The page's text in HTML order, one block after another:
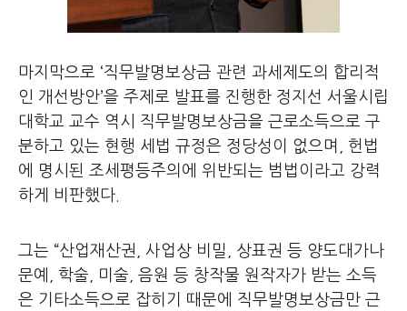
마지막으로 ‘직무발명보상금 관련 과세제도의 합리적
인 개선방안’을 주제로 발표를 진행한 정지선 서울시립
대학교 교수 역시 직무발명보상금을 근로소득으로 구
분하고 있는 현행 세법 규정은 정당성이 없으며, 헌법
에 명시된 조세평등주의에 위반되는 범법이라고 강력
하게 비판했다.
그는 “산업재산권, 사업상 비밀, 상표권 등 양도대가나
문예, 학술, 미술, 음원 등 창작물 원작자가 받는 소득
은 기타소득으로 잡히기 때문에 직무발명보상금만 근